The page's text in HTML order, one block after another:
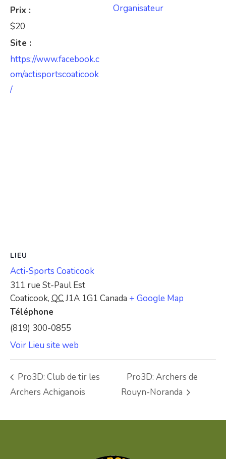
Prix :
$20
Site :
https://www.facebook.c
om/actisportscoaticook
/
Organisateur
LIEU
Acti-Sports Coaticook
311 rue St-Paul Est
Coaticook, QCJ1A 1G1 Canada + Google Map
Téléphone
(819) 300-0855
Voir Lieu site web
Pro3D: Club de tir les
Archers Achiganois
Pro3D: Archers de
Rouyn-Noranda